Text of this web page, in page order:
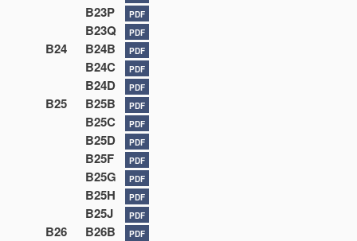
B23P PDF
B23Q PDF
B24 B24B PDF
B24C PDF
B24D PDF
B25 B25B PDF
B25C PDF
B25D PDF
B25F PDF
B25G PDF
B25H PDF
B25J PDF
B26 B26B PDF